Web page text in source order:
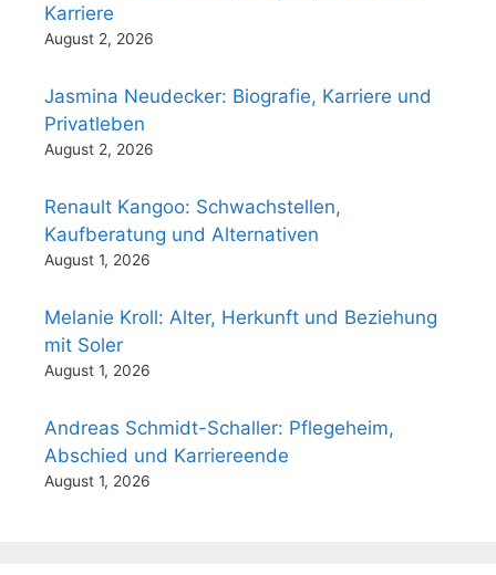
Karriere
August 2, 2026
Jasmina Neudecker: Biografie, Karriere und
Privatleben
August 2, 2026
Renault Kangoo: Schwachstellen,
Kaufberatung und Alternativen
August 1, 2026
Melanie Kroll: Alter, Herkunft und Beziehung
mit Soler
August 1, 2026
Andreas Schmidt-Schaller: Pflegeheim,
Abschied und Karriereende
August 1, 2026